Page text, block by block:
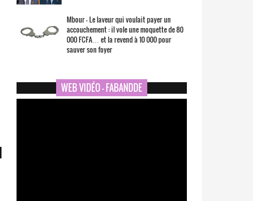
Mbour – Le laveur qui voulait payer un
accouchement : il vole une moquette de 80
000 FCFA… et la revend à 10 000 pour
sauver son foyer
WEB VIDÉO - FABANDDE